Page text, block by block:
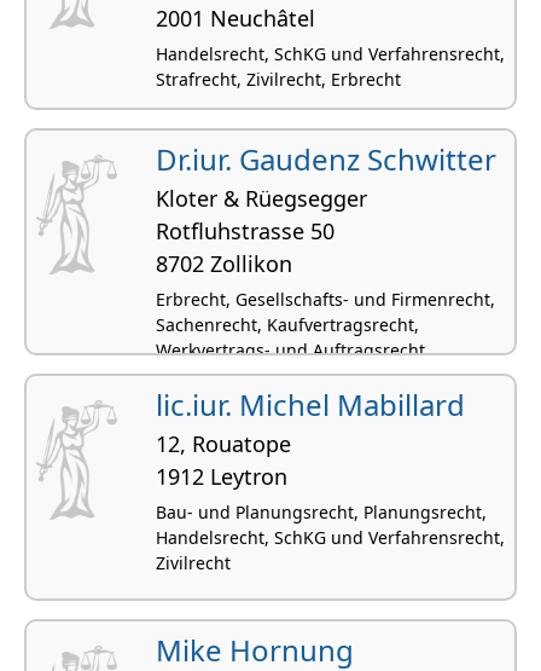
2001 Neuchâtel
Handelsrecht, SchKG und Verfahrensrecht,
Strafrecht, Zivilrecht, Erbrecht
Dr.iur. Gaudenz Schwitter
Kloter & Rüegsegger
Rotfluhstrasse 50
8702 Zollikon
Erbrecht, Gesellschafts- und Firmenrecht,
Sachenrecht, Kaufvertragsrecht,
Werkvertrags- und Auftragsrecht
lic.iur. Michel Mabillard
12, Rouatope
1912 Leytron
Bau- und Planungsrecht, Planungsrecht,
Handelsrecht, SchKG und Verfahrensrecht,
Zivilrecht
Mike Hornung